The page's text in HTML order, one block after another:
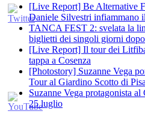
[Live Report] Be Alternative
Daniele Silvestri infiammano
TANCA FEST 2: svelata la
biglietti dei singoli giorni
[Live Report] Il tour dei
tappa a Cosenza
[Photostory] Suzanne Vega
Tour al Giardino Scotto di Pisa
Suzanne Vega protagonista
25 luglio